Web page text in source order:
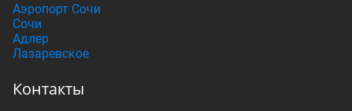
Аэропорт Сочи
Сочи
Адлер
Лазаревское
Контакты